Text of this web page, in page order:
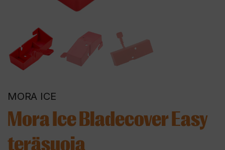
MORA ICE
Mora Ice Bladecover Easy
teräsuoja